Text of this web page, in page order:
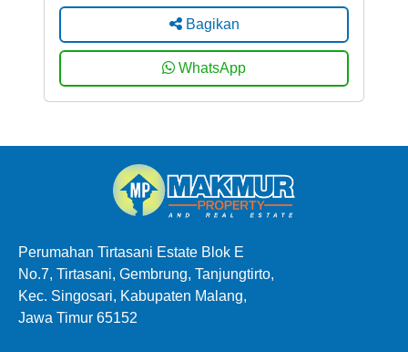
Bagikan
WhatsApp
Perumahan Tirtasani Estate Blok E
No.7, Tirtasani, Gembrung, Tanjungtirto,
Kec. Singosari, Kabupaten Malang,
Jawa Timur 65152